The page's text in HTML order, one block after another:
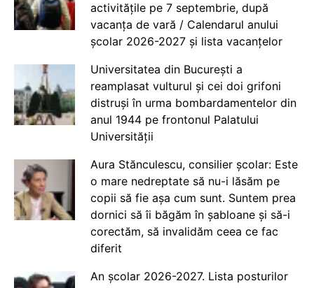
activitățile pe 7 septembrie, după
vacanța de vară / Calendarul anului
școlar 2026-2027 și lista vacanțelor
Universitatea din București a
reamplasat vulturul și cei doi grifoni
distruși în urma bombardamentelor din
anul 1944 pe frontonul Palatului
Universității
Aura Stănculescu, consilier școlar: Este
o mare nedreptate să nu-i lăsăm pe
copii să fie așa cum sunt. Suntem prea
dornici să îi băgăm în șabloane și să-i
corectăm, să invalidăm ceea ce fac
diferit
An școlar 2026-2027. Lista posturilor